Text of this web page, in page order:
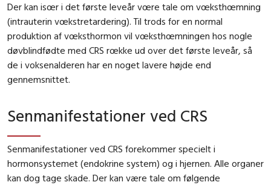
Der kan isœr i det første leveår vœre tale om vœksthœmning
(intrauterin vœkstretardering). Til trods for en normal
produktion af vœksthormon vil vœksthœmningen hos nogle
døvblindfødte med CRS rœkke ud over det første leveår, så
de i voksenalderen har en noget lavere højde end
gennemsnittet.
Senmanifestationer ved CRS
Senmanifestationer ved CRS forekommer specielt i
hormonsystemet (endokrine system) og i hjernen. Alle organer
kan dog tage skade. Der kan være tale om følgende